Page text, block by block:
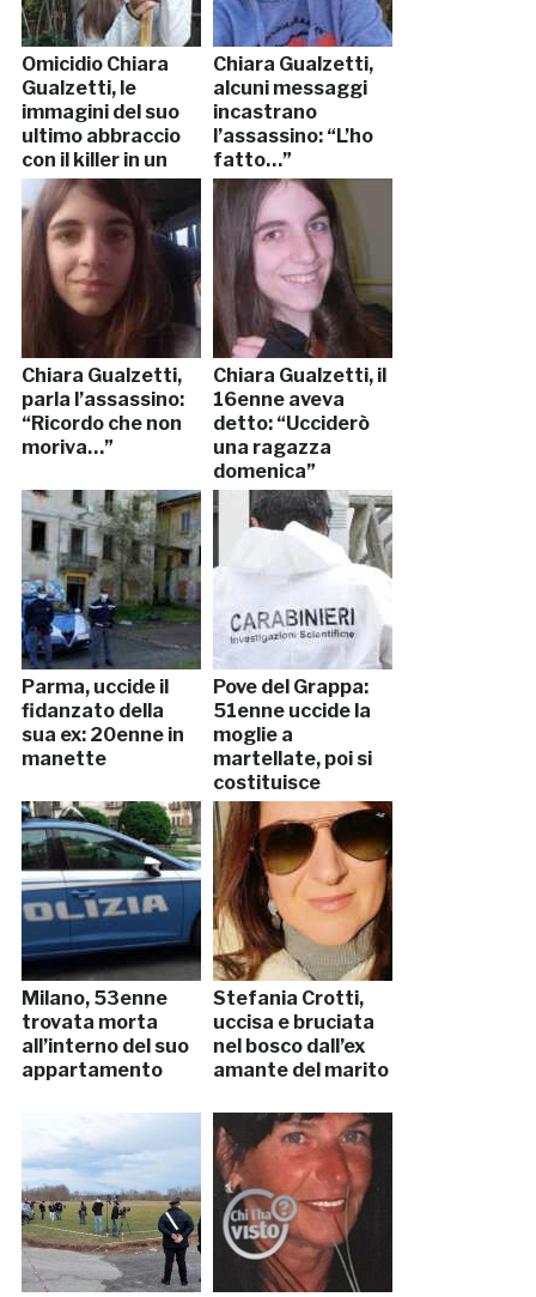
Omicidio Chiara
Gualzetti, le
immagini del suo
ultimo abbraccio
con il killer in un
video
Chiara Gualzetti,
alcuni messaggi
incastrano
l’assassino: “L’ho
fatto…”
Chiara Gualzetti,
parla l’assassino:
“Ricordo che non
moriva…”
Chiara Gualzetti, il
16enne aveva
detto: “Ucciderò
una ragazza
domenica”
Parma, uccide il
fidanzato della
sua ex: 20enne in
manette
Pove del Grappa:
51enne uccide la
moglie a
martellate, poi si
costituisce
Milano, 53enne
trovata morta
all’interno del suo
appartamento
Stefania Crotti,
uccisa e bruciata
nel bosco dall’ex
amante del marito